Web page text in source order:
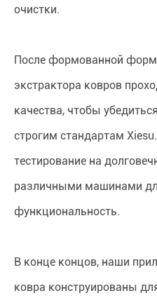
очистки.
После формованной
экстрактора ковров
качества, чтобы
строгим стандартам
тестирование на
различными машинами
функциональность.
В конце концов, наши
ковра конструированы